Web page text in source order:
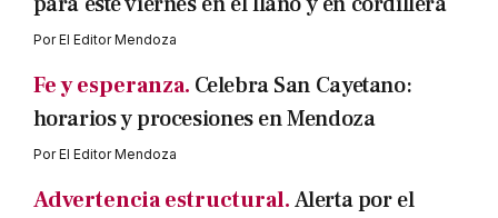
PorEl Editor Mendoza
Fe y esperanza. Celebra San Cayetano:
horarios y procesiones en Mendoza
PorEl Editor Mendoza
Advertencia estructural.Alerta por el